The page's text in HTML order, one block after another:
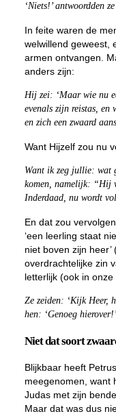
‘Niets!’ antwoordden
In feite waren de
welwillend geweest,
armen ontvangen.
anders zijn:
Hij zei: ‘Maar wie nu
evenals zijn reistas, en
en zich een zwaard
Want Hijzelf zou nu
Want ik zeg jullie: wat
komen, namelijk: “Hij
Inderdaad, nu wordt
En dat zou
‘een leerling staat
niet boven zijn
overdrachtelijke zin
letterlijk (ook in
Ze zeiden: ‘Kijk Heer,
hen: ‘Genoeg
Niet dat soort
Blijkbaar heeft
meegenomen, want
Judas met zijn
Maar dat was dus